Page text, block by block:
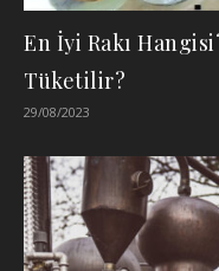
En İyi Rakı
Tüketilir?
29/08/2023